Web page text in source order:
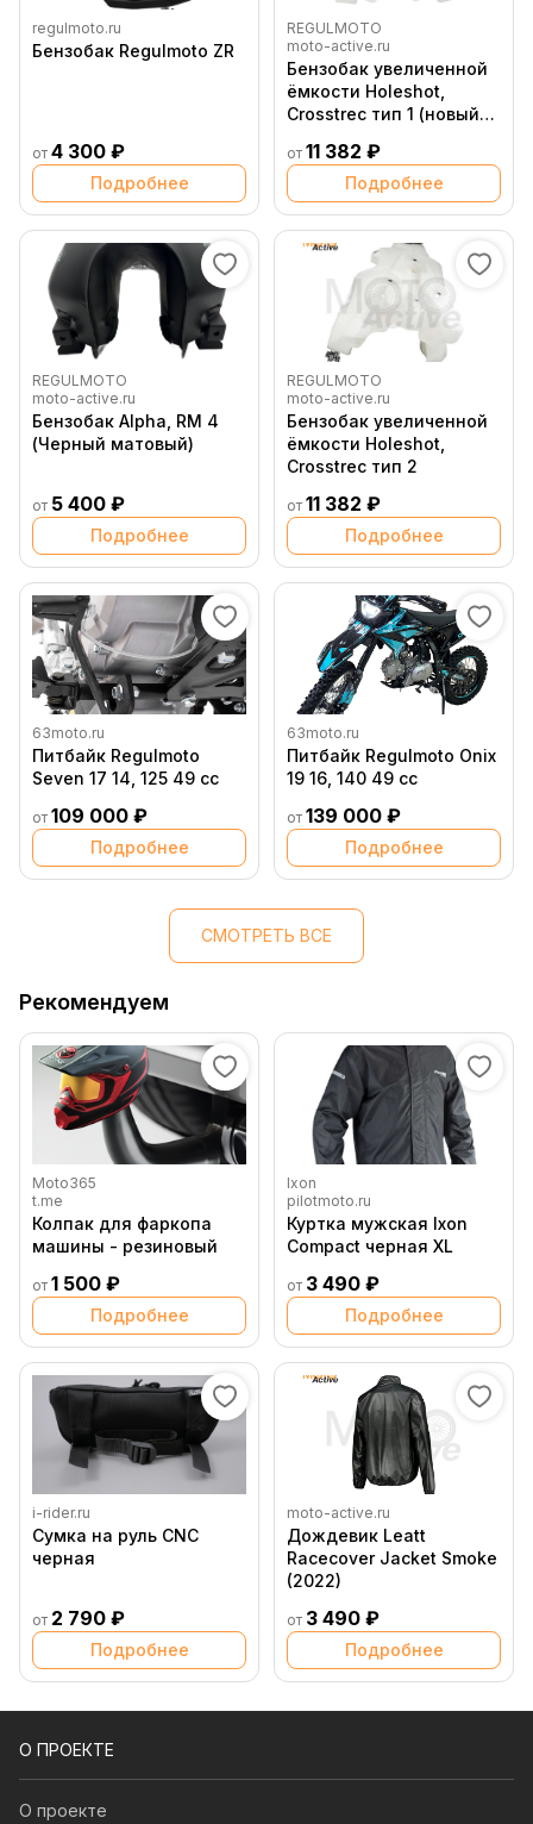
regulmoto.ru
Бензобак Regulmoto ZR
от 4 300 ₽
Подробнее
REGULMOTO
moto-active.ru
Бензобак увеличенной
ёмкости Holeshot,
Crosstrec тип 1 (новый
от 11 382 ₽
Подробнее
REGULMOTO
moto-active.ru
Бензобак Alpha, RM 4
(Черный матовый)
от 5 400 ₽
Подробнее
REGULMOTO
moto-active.ru
Бензобак увеличенной
ёмкости Holeshot,
Crosstrec тип 2
от 11 382 ₽
Подробнее
63moto.ru
Питбайк Regulmoto
Seven 17 14, 125 49 cc
от 109 000 ₽
Подробнее
63moto.ru
Питбайк Regulmoto Onix
19 16, 140 49 сс
от 139 000 ₽
Подробнее
СМОТРЕТЬ ВСЕ
Рекомендуем
Moto365
t.me
Колпак для фаркопа
машины - резиновый
от 1 500 ₽
Подробнее
Ixon
pilotmoto.ru
Куртка мужская Ixon
Compact черная XL
от 3 490 ₽
Подробнее
i-rider.ru
Сумка на руль CNC
черная
от 2 790 ₽
Подробнее
moto-active.ru
Дождевик Leatt
Racecover Jacket Smoke
(2022)
от 3 490 ₽
Подробнее
О ПРОЕКТЕ
О проекте